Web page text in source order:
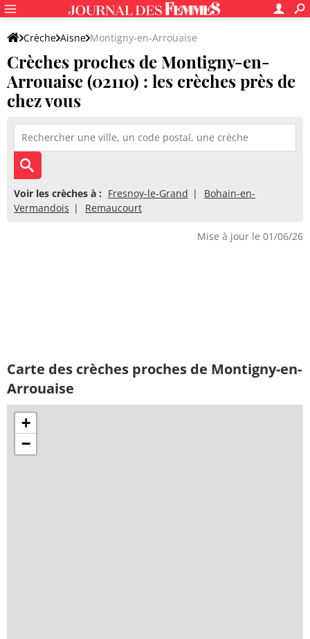
Crèche Aisne Montigny-en-Arrouaise
Crèches proches de Montigny-en-
Arrouaise (02110) : les crèches près de
chez vous
Voir les crèches à : Fresnoy-le-Grand
Bohain-en-
Vermandois
Remaucourt
Mise à jour le 01/06/26
Carte des crèches proches de Montigny-en-
Arrouaise
+
−